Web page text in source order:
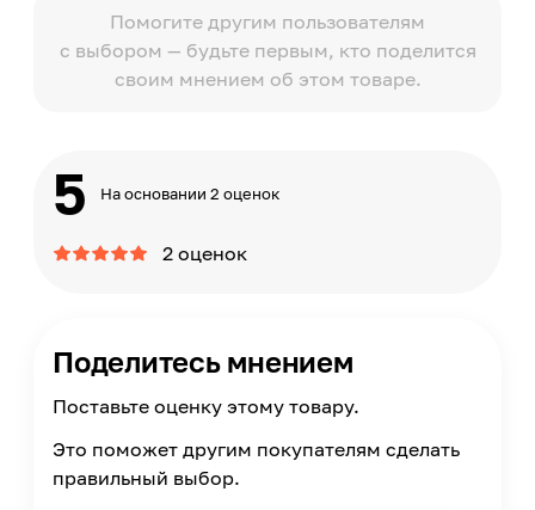
Помогите другим пользователям
с выбором — будьте первым, кто поделится
своим мнением об этом товаре.
5 На основании 2 оценок
2 оценок
Поделитесь мнением
Поставьте оценку этому товару.
Это поможет другим покупателям сделать
правильный выбор.